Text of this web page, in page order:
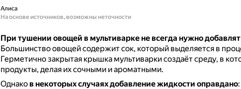
Алиса
На основе источников, возможны неточности
При тушении овощей в мультиварке не всегда нужно
Большинство овощей содержит сок, который выделяется в
Герметично закрытая крышка мультиварки создаёт среду, в
продукты, делая их сочными и ароматными.
Однако в некоторых случаях добавление жидкости оправдано: